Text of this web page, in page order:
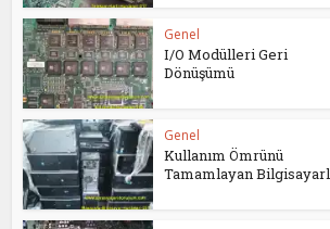
Genel
I/O Modülleri Geri
Dönüşümü
Genel
Kullanım Ömrünü
Tamamlayan